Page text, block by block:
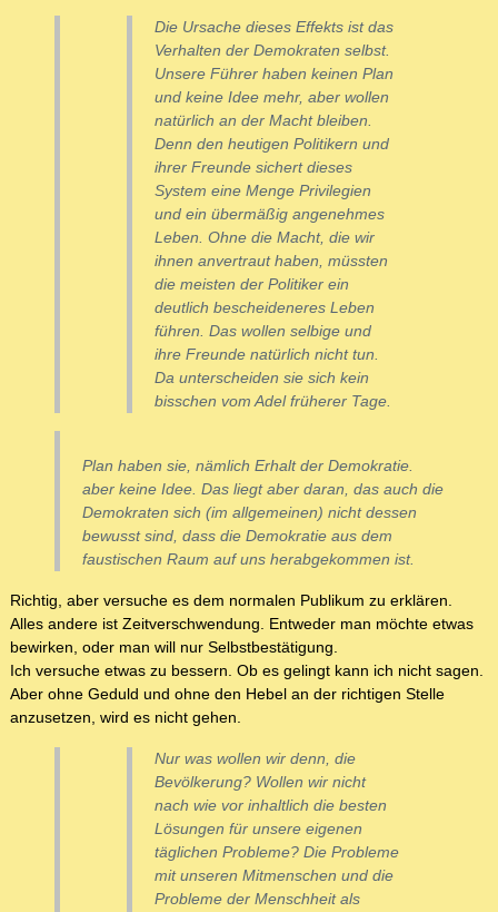
Die Ursache dieses Effekts ist das
Verhalten der Demokraten selbst.
Unsere Führer haben keinen Plan
und keine Idee mehr, aber wollen
natürlich an der Macht bleiben.
Denn den heutigen Politikern und
ihrer Freunde sichert dieses
System eine Menge Privilegien
und ein übermäßig angenehmes
Leben. Ohne die Macht, die wir
ihnen anvertraut haben, müssten
die meisten der Politiker ein
deutlich bescheideneres Leben
führen. Das wollen selbige und
ihre Freunde natürlich nicht tun.
Da unterscheiden sie sich kein
bisschen vom Adel früherer Tage.
Plan haben sie, nämlich Erhalt der Demokratie.
aber keine Idee. Das liegt aber daran, das auch die
Demokraten sich (im allgemeinen) nicht dessen
bewusst sind, dass die Demokratie aus dem
faustischen Raum auf uns herabgekommen ist.
Richtig, aber versuche es dem normalen Publikum zu erklären.
Alles andere ist Zeitverschwendung. Entweder man möchte etwas
bewirken, oder man will nur Selbstbestätigung.
Ich versuche etwas zu bessern. Ob es gelingt kann ich nicht sagen.
Aber ohne Geduld und ohne den Hebel an der richtigen Stelle
anzusetzen, wird es nicht gehen.
Nur was wollen wir denn, die
Bevölkerung? Wollen wir nicht
nach wie vor inhaltlich die besten
Lösungen für unsere eigenen
täglichen Probleme? Die Probleme
mit unseren Mitmenschen und die
Probleme der Menschheit als